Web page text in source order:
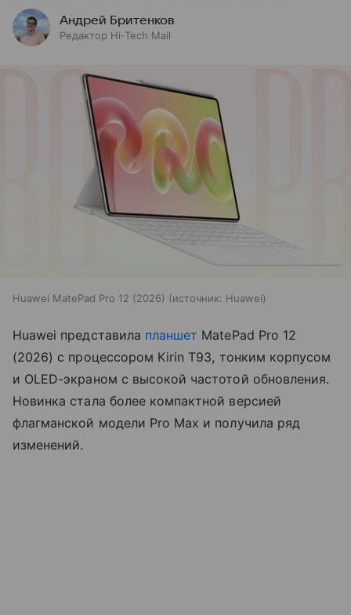
Андрей Бритенков
Редактор Hi-Tech Mail
Huawei MatePad Pro 12 (2026) источник: Huawei
Huawei представила планшет MatePad Pro 12
(2026) с процессором Kirin T93, тонким корпусом
и OLED-экраном с высокой частотой обновления.
Новинка стала более компактной версией
флагманской модели Pro Max и получила ряд
изменений.